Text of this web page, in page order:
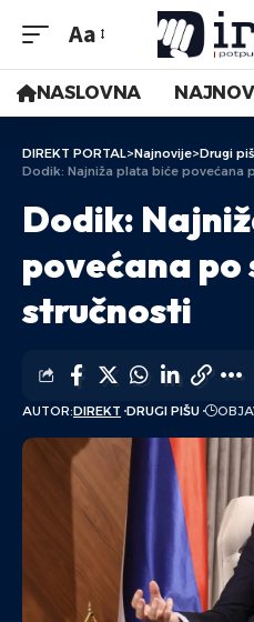
Aa
NASLOVNA
DIREKT PORTAL>Najnovije>Drugi
Dodik: Najniža plata biće povećana
Dodik:
povećana po
stručnosti
AUTOR:DIREKT DRUGI PIŠU